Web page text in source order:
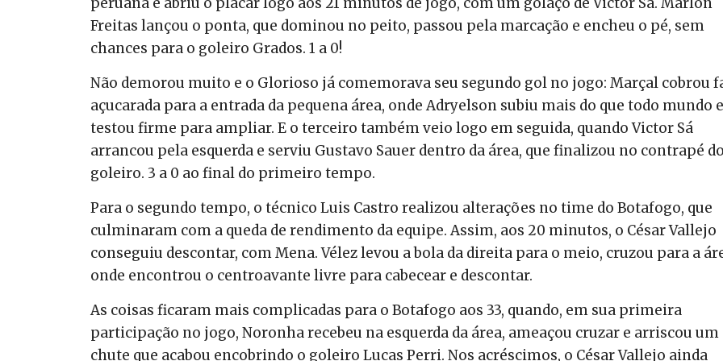
Freitas lançou o ponta, que dominou no peito, passou pela marcação e encheu o pé, sem
chances para o goleiro Grados. 1 a 0!
Não demorou muito e o Glorioso já comemorava seu segundo gol no jogo: Marçal cobrou
açucarada para a entrada da pequena área, onde Adryelson subiu mais do que todo mundo e
testou firme para ampliar. E o terceiro também veio logo em seguida, quando Victor Sá
arrancou pela esquerda e serviu Gustavo Sauer dentro da área, que finalizou no contrapé do
goleiro. 3 a 0 ao final do primeiro tempo.
Para o segundo tempo, o técnico Luis Castro realizou alterações no time do Botafogo, que
culminaram com a queda de rendimento da equipe. Assim, aos 20 minutos, o César Vallejo
conseguiu descontar, com Mena. Vélez levou a bola da direita para o meio, cruzou para a
onde encontrou o centroavante livre para cabecear e descontar.
As coisas ficaram mais complicadas para o Botafogo aos 33, quando, em sua primeira
participação no jogo, Noronha recebeu na esquerda da área, ameaçou cruzar e arriscou um
chute que acabou encobrindo o goleiro Lucas Perri. Nos acréscimos, o César Vallejo ainda